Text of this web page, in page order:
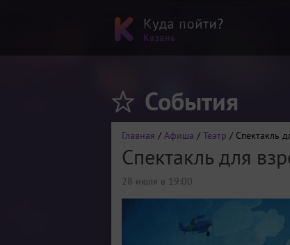
События
Главная / Афиша / Театр / Спектакль
Спектакль для
28 июля в 19:00